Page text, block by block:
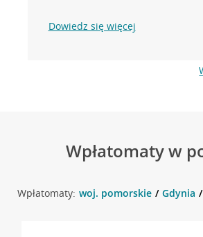
Dowiedz się więcej
Wpłatomaty w
Wpłatomaty: woj. pomorskie Gdynia